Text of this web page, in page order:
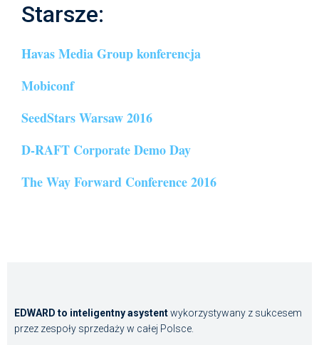
Starsze:
Havas Media Group konferencja
Mobiconf
SeedStars Warsaw 2016
D-RAFT Corporate Demo Day
The Way Forward Conference 2016
EDWARD to inteligentny asystentwykorzystywany z sukcesem
przez zespoły sprzedaży w całej Polsce.